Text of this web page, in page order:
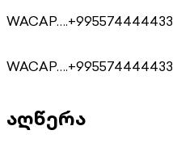
WACAP….+995574444433
WACAP….+995574444433
აღწერა